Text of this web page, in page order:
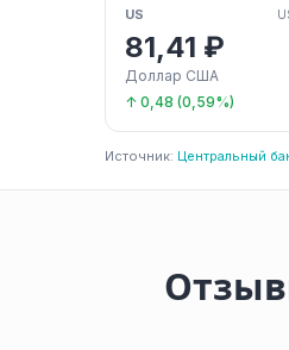
US
81,41 ₽
Доллар США
↑ 0,48 (0,59%)
Источник: Центральный